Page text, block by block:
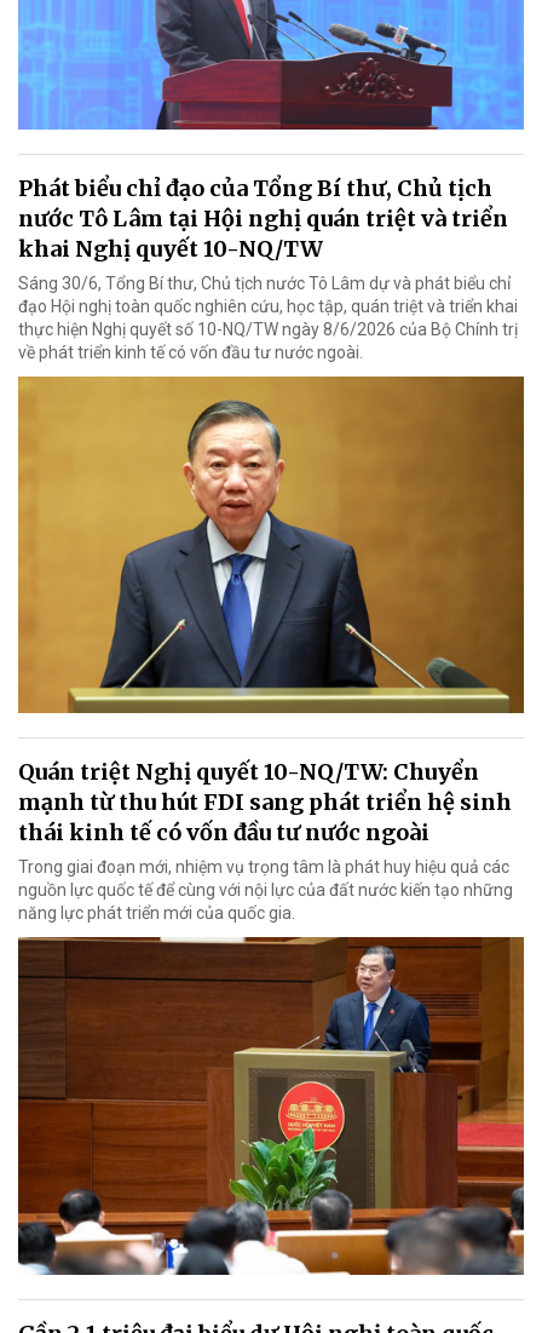
Phát biểu chỉ đạo của Tổng Bí thư, Chủ tịch
nước Tô Lâm tại Hội nghị quán triệt và triển
khai Nghị quyết 10-NQ/TW
Sáng 30/6, Tổng Bí thư, Chủ tịch nước Tô Lâm dự và phát biểu chỉ
đạo Hội nghị toàn quốc nghiên cứu, học tập, quán triệt và triển khai
thực hiện Nghị quyết số 10-NQ/TW ngày 8/6/2026 của Bộ Chính trị
về phát triển kinh tế có vốn đầu tư nước ngoài.
Quán triệt Nghị quyết 10-NQ/TW: Chuyển
mạnh từ thu hút FDI sang phát triển hệ sinh
thái kinh tế có vốn đầu tư nước ngoài
Trong giai đoạn mới, nhiệm vụ trọng tâm là phát huy hiệu quả các
nguồn lực quốc tế để cùng với nội lực của đất nước kiến tạo những
năng lực phát triển mới của quốc gia.